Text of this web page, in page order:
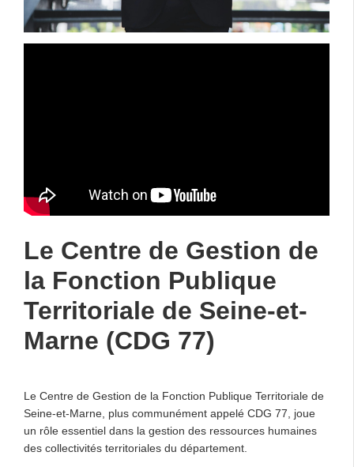
Le Centre de Gestion de
la Fonction Publique
Territoriale de Seine-et-
Marne (CDG 77)
Le Centre de Gestion de la Fonction Publique Territoriale de
Seine-et-Marne, plus communément appelé CDG 77, joue
un rôle essentiel dans la gestion des ressources humaines
des collectivités territoriales du département.